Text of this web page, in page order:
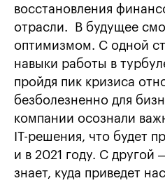
восстановления
отрасли. В будущее
оптимизмом. С одной
навыки работы в
пройдя пик кризиса
безболезненно для
компании осознали
IТ-решения, что будет
и в 2021 году. С другой
знает, куда приведет